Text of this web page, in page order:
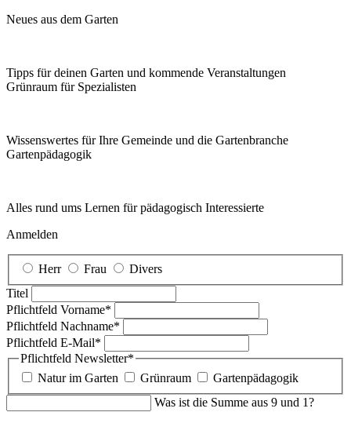
Neues aus dem Garten
Tipps für deinen Garten und kommende Veranstaltungen
Grünraum für Spezialisten
Wissenswertes für Ihre Gemeinde und die Gartenbranche
Garten­pädagogik
Alles rund ums Lernen für pädagogisch Interessierte
Anmelden
Herr Frau
Divers
Titel
Pflichtfeld Vorname*
Pflichtfeld Nachname*
Pflichtfeld E-Mail*
Pflichtfeld Newsletter*
Natur im Garten
Grünraum
Gartenpädagogik
Was ist die Summe aus 9 und 1?